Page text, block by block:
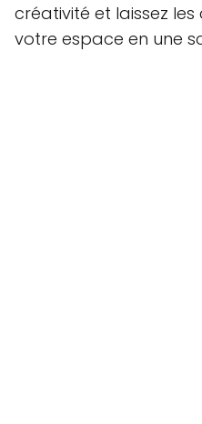
créativité et laissez
votre espace en une